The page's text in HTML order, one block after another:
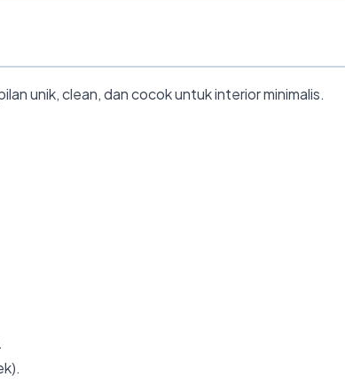
unik, clean, dan cocok untuk interior minimalis.